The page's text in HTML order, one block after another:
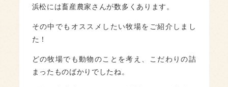
浜松には畜産農家さんが数多くあります。
その中でもオススメしたい牧場をご紹介しまし
た！
どの牧場でも動物のことを考え、こだわりの詰
まったものばかりでしたね。